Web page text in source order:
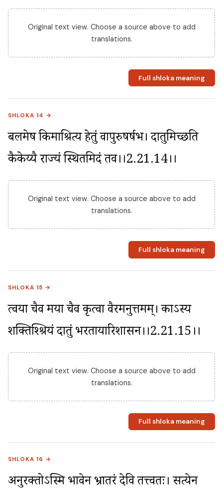
Original text view. Choose a source above to add
translations.
Full shloka meaning
SHLOKA 14 →
बलमेष किमाश्रित्य हेतुं वापुरुषर्षभ। दातुमिच्छति
कैकेय्यै राज्यं स्थितमिदं तव।।2.21.14।।
Original text view. Choose a source above to add
translations.
Full shloka meaning
SHLOKA 15 →
त्वया चैव मया चैव कृत्वा वैरमनुत्तमम्। काऽस्य
शक्तिश्श्रियं दातुं भरतायारिशासन।।2.21.15।।
Original text view. Choose a source above to add
translations.
Full shloka meaning
SHLOKA 16 →
अनुरक्तोऽस्मि भावेन भ्रातरं देवि तत्त्वतः। सत्येन